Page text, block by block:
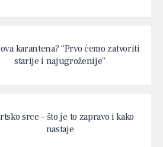
karantena? “Prvo ćemo zatvoriti
starije i najugroženije”
srce – što je to zapravo i kako
nastaje